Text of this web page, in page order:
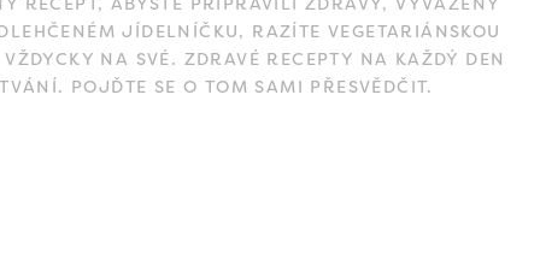
JÍDELNÍČKU, RAZÍTE VEGETARIÁNSKOU
NA SVÉ. ZDRAVÉ RECEPTY NA KAŽDÝ DEN
POJĎTE SE O TOM SAMI PŘESVĚDČIT.